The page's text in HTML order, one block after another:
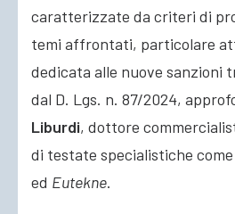
caratterizzate da criteri di
temi affrontati, particolare
dedicata alle nuove sanzioni
dal D. Lgs. n. 87/2024,
Liburdi, dottore
di testate specialistiche come
ed Eutekne.